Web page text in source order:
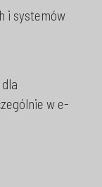
i systemów
w e-